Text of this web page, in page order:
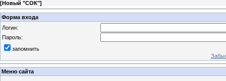
[Новый "СОК"]
Форма входа
Логин:
Пароль:
запомнить
Меню сайта